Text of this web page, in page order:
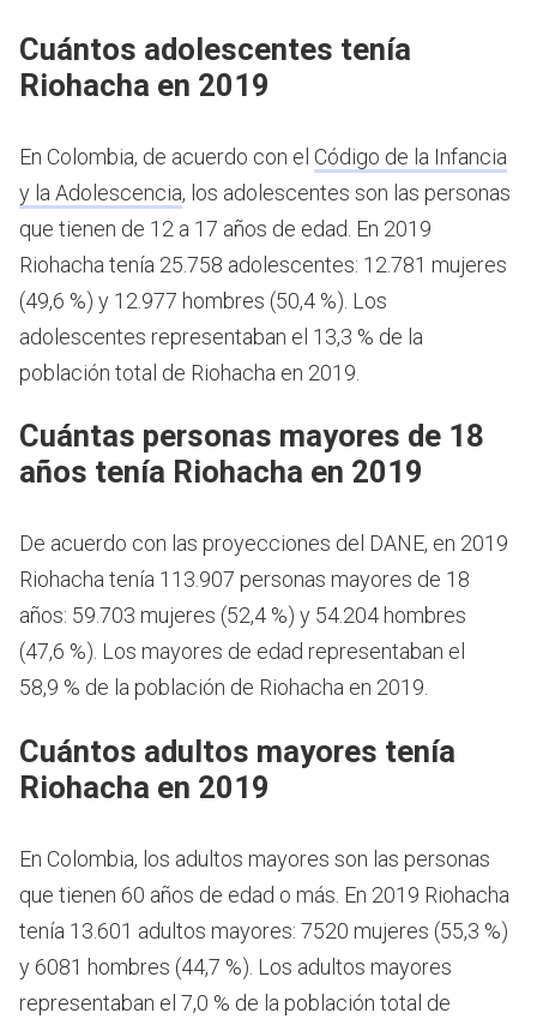
Cuántos adolescentes tenía
Riohacha en 2019
En Colombia, de acuerdo con el Código de la Infancia
y la Adolescencia, los adolescentes son las personas
que tienen de 12 a 17 años de edad. En 2019
Riohacha tenía 25.758 adolescentes: 12.781 mujeres
(49,6 %) y 12.977 hombres (50,4 %). Los
adolescentes representaban el 13,3 % de la
población total de Riohacha en 2019.
Cuántas personas mayores de 18
años tenía Riohacha en 2019
De acuerdo con las proyecciones del DANE, en 2019
Riohacha tenía 113.907 personas mayores de 18
años: 59.703 mujeres (52,4 %) y 54.204 hombres
(47,6 %). Los mayores de edad representaban el
58,9 % de la población de Riohacha en 2019.
Cuántos adultos mayores tenía
Riohacha en 2019
En Colombia, los adultos mayores son las personas
que tienen 60 años de edad o más. En 2019 Riohacha
tenía 13.601 adultos mayores: 7520 mujeres (55,3 %)
y 6081 hombres (44,7 %). Los adultos mayores
representaban el 7,0 % de la población total de